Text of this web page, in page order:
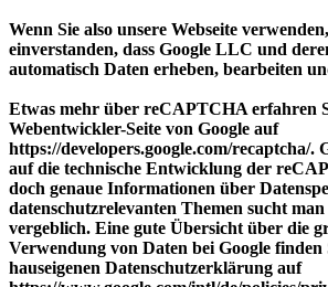
Wenn Sie also unsere Webseite
einverstanden, dass Google LLC und
automatisch Daten erheben, bearbeiten
Etwas mehr über reCAPTCHA erfahren
Webentwickler-Seite von Google auf
https://developers.google.com/recaptcha/.
auf die technische Entwicklung der
doch genaue Informationen über
datenschutzrelevanten Themen sucht
vergeblich. Eine gute Übersicht über die
Verwendung von Daten bei Google finden
hauseigenen Datenschutzerklärung auf